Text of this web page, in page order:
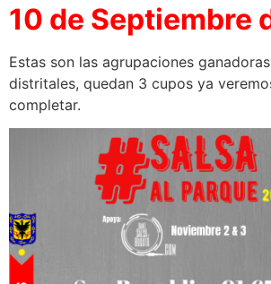
10 de Septiembre
Estas son las agrupaciones
distritales, quedan 3 cupos ya
completar.